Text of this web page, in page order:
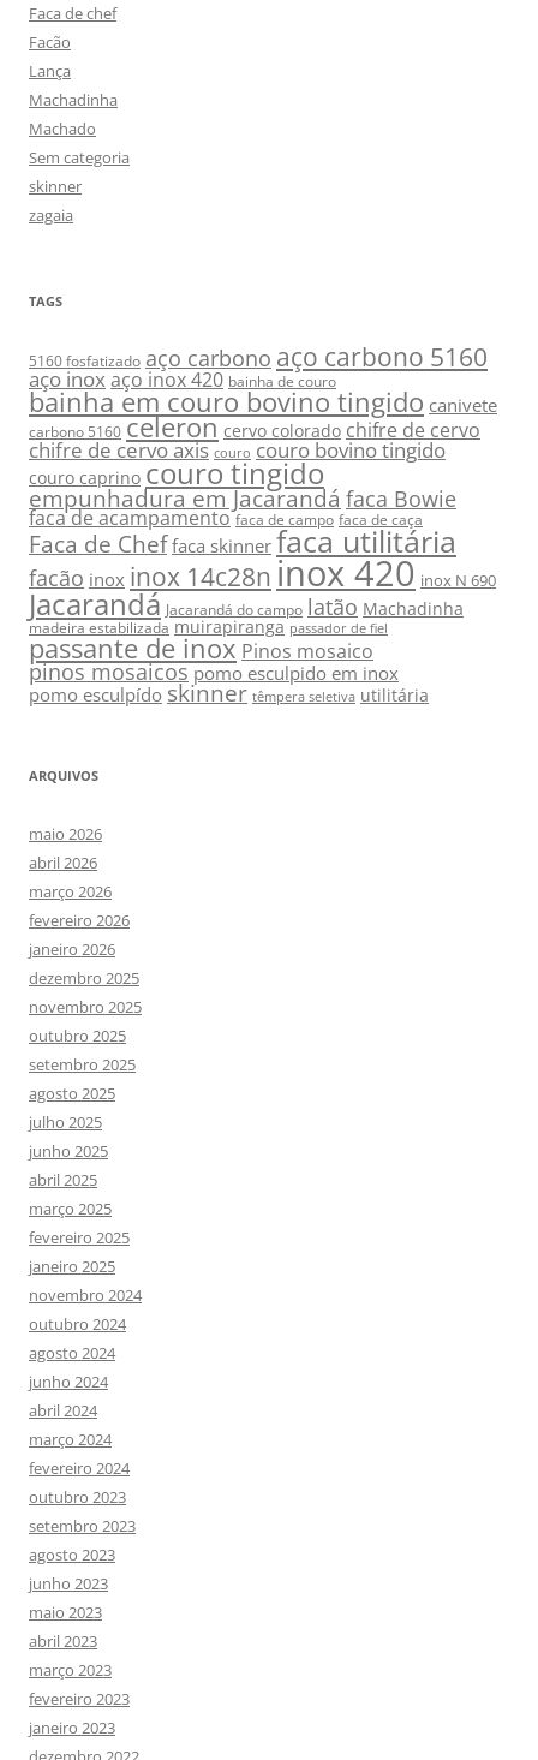
Faca de chef
Facão
Lança
Machadinha
Machado
Sem categoria
skinner
zagaia
TAGS
5160 fosfatizado aço carbono aço carbono 5160
aço inoxaço inox 420 bainha de couro
bainha em couro bovino tingido canivete
carbono 5160 celeron cervo colorado chifre de cervo
chifre de cervo axis couro couro bovino tingido
couro caprino couro tingido
empunhadura em Jacarandá faca Bowie
faca de acampamento faca de campo faca de caça
Faca de Chef faca skinner faca utilitária
facão inox inox 14c28ninox 420 inox N 690
Jacarandá Jacarandá do campo latão Machadinha
madeira estabilizada muirapiranga passador de fiel
passante de inox Pinos mosaico
pinos mosaicos pomo esculpido em inox
pomo esculpído skinner têmpera seletiva utilitária
ARQUIVOS
maio 2026
abril 2026
março 2026
fevereiro 2026
janeiro 2026
dezembro 2025
novembro 2025
outubro 2025
setembro 2025
agosto 2025
julho 2025
junho 2025
abril 2025
março 2025
fevereiro 2025
janeiro 2025
novembro 2024
outubro 2024
agosto 2024
junho 2024
abril 2024
março 2024
fevereiro 2024
outubro 2023
setembro 2023
agosto 2023
junho 2023
maio 2023
abril 2023
março 2023
fevereiro 2023
janeiro 2023